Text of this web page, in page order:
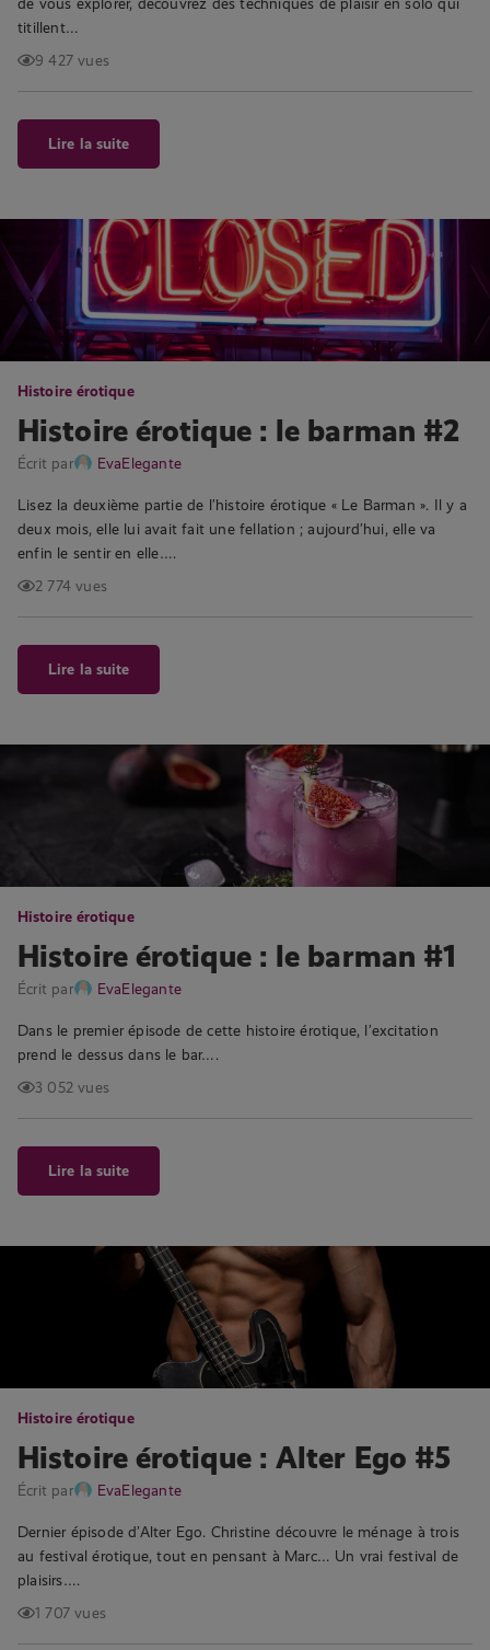
titillent…
9 427 vues
Lire la suite
Histoire érotique
Histoire érotique : le barman #2
Écrit par EvaElegante
Lisez la deuxième partie de l’histoire érotique « Le Barman ». Il y a
deux mois, elle lui avait fait une fellation ; aujourd’hui, elle va
enfin le sentir en elle….
2 774 vues
Lire la suite
Histoire érotique
Histoire érotique : le barman #1
Écrit par EvaElegante
Dans le premier épisode de cette histoire érotique, l’excitation
prend le dessus dans le bar….
3 052 vues
Lire la suite
Histoire érotique
Histoire érotique : Alter Ego #5
Écrit par EvaElegante
Dernier épisode d’Alter Ego. Christine découvre le ménage à trois
au festival érotique, tout en pensant à Marc… Un vrai festival de
plaisirs….
1 707 vues